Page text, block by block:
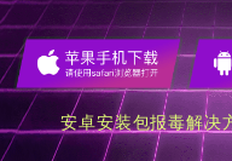
安卓安装包报毒解决